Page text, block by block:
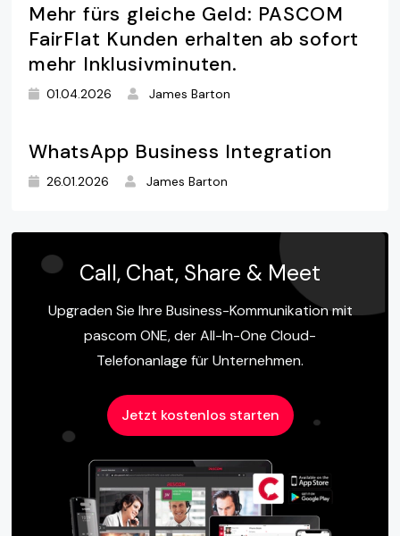
Mehr fürs gleiche Geld: PASCOM
FairFlat Kunden erhalten ab sofort
mehr Inklusivminuten.
01.04.2026 James Barton
WhatsApp Business Integration
26.01.2026 James Barton
Call, Chat, Share & Meet
Upgraden Sie Ihre Business-Kommunikation mit
pascom ONE, der All-In-One Cloud-
Telefonanlage für Unternehmen.
Jetzt kostenlos starten